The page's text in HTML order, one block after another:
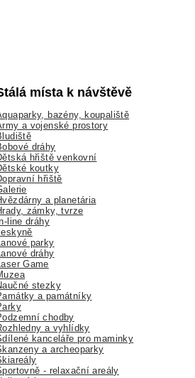
místa k návštěvě
bazény, koupaliště
a vojenské prostory
dráhy
hřiště venkovní
koutky
hřiště
a planetária
zámky, tvrze
line dráhy
parky
dráhy
Game
stezky
a památníky
chodby
a vyhlídky
kanceláře pro maminky
a archeoparky
- relaxační areály